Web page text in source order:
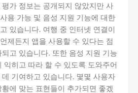
가 정보는 공개되지 않았지만 사
용 가능 및 음성 지원 기능에 대한
있습니다. 여행 중 인터넷 연결이
제든지 앱을 사용할 수 있다는 점
고 있습니다. 또한 음성 지원 기능
익히고 따라 할 수 있도록 도와주어
기여하고 있습니다. 몇몇 사용자
에 맞는 표현들이 추가되면 좋겠